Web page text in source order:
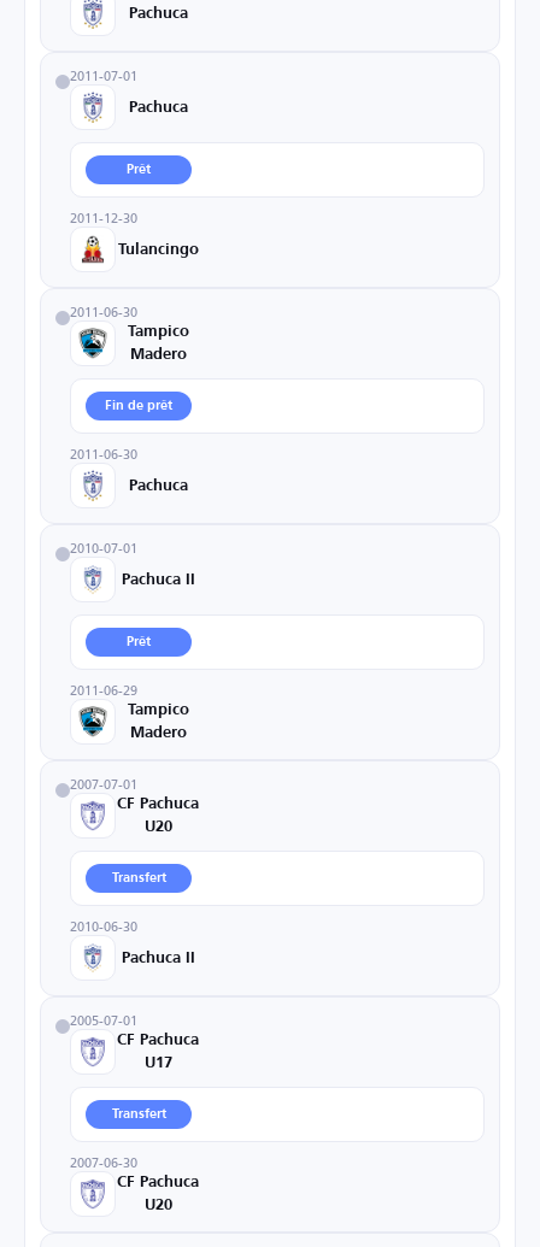
Pachuca
2011-07-01
Pachuca
Prêt
2011-12-30
Tulancingo
2011-06-30
Tampico
Madero
Fin de prêt
2011-06-30
Pachuca
2010-07-01
Pachuca II
Prêt
2011-06-29
Tampico
Madero
2007-07-01
CF Pachuca
U20
Transfert
2010-06-30
Pachuca II
2005-07-01
CF Pachuca
U17
Transfert
2007-06-30
CF Pachuca
U20